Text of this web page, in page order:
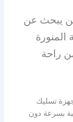
من يبحث عن
المنورة
راحة
تسليك
بسرعة دون